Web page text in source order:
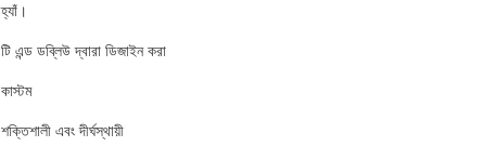
হ্যাঁ।
টি এন্ড ডব্লিউ দ্বারা ডিজাইন করা
কাস্টম
শক্তিশালী এবং দীর্ঘস্থায়ী